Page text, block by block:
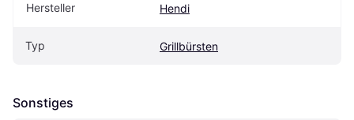
Hersteller Hendi
Typ Grillbürsten
Sonstiges